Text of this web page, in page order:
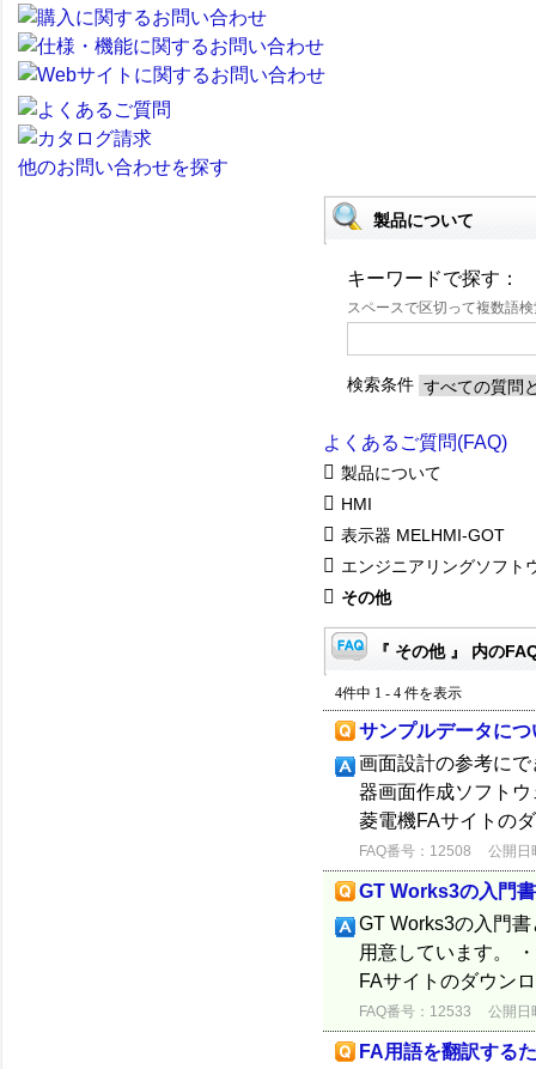
他のお問い合わせを探す
製品について
キーワードで探す：
スペースで区切って複数語
検索条件
よくあるご質問(FAQ)
製品について
HMI
表示器 MELHMI-GOT
エンジニアリングソフト
その他
『 その他 』 内の
4件中 1 - 4 件を表示
サンプルデータにつ
画面設計の参考に
器画面作成ソフト
菱電機FAサイトの
FAQ番号：12508 公開日
GT Works3の入門
GT Works3の入門
用意しています。
FAサイトのダウン
FAQ番号：12533 公開日
FA用語を翻訳する